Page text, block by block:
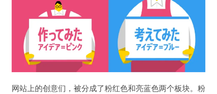
网站上的创意们，被分成了粉红色和亮蓝色两个板块。粉